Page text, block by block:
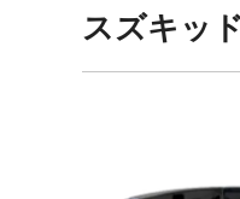
スズキッ